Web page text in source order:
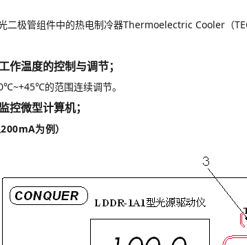
管组件中的热电制冷器Thermoelectric Cooler（
作温度的控制与调节；
的范围连续调节。
控微型计算机；
为例）